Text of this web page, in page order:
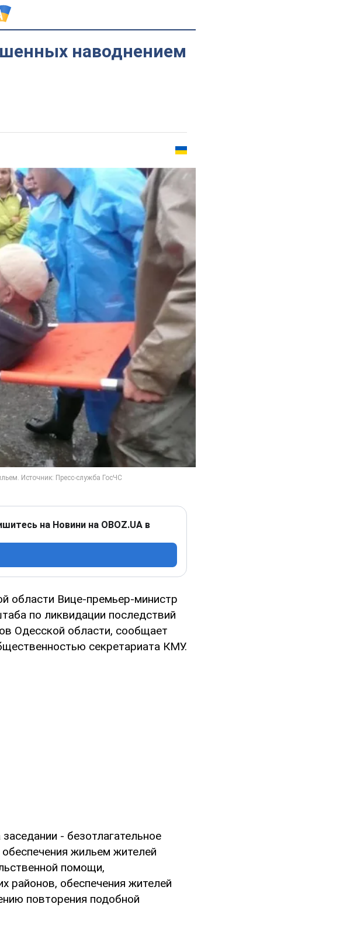
наводнением
на Новини на OBOZ.UA в
области Вице-премьер-министр
по ликвидации последствий
Одесской области, сообщает
секретариата КМУ.
- безотлагательное
жильем жителей
помощи,
районов, обеспечения жителей
повторения подобной